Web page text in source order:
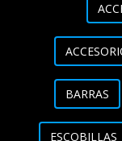
BARRAS
ESCOBILLAS